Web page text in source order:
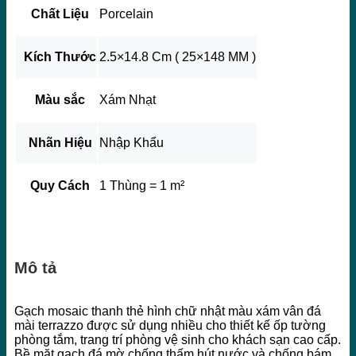
Chất Liệu Porcelain
Kích Thước 2.5×14.8 Cm ( 25×148 MM )
Màu sắc Xám Nhạt
Nhãn Hiệu Nhập Khẩu
Quy Cách 1 Thùng = 1 m²
Mô tả
Gạch mosaic thanh thẻ hình chữ nhật màu xám vân đá
mài terrazzo được sử dụng nhiều cho thiết kế ốp tường
phòng tắm, trang trí phòng vệ sinh cho khách sạn cao cấp.